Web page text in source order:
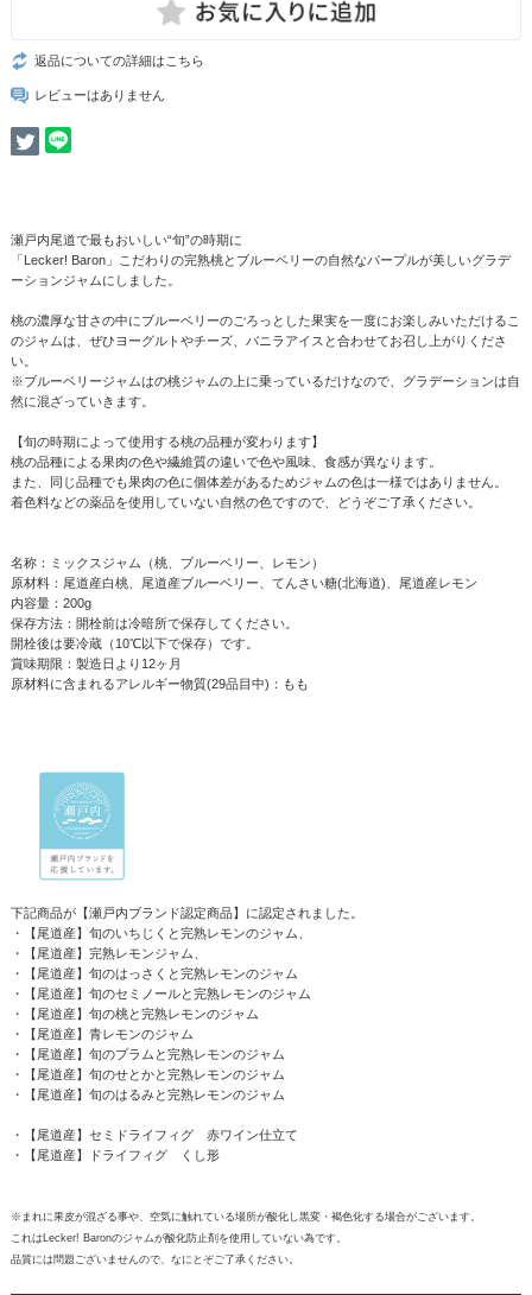
返品についての詳細はこちら
レビューはありません
瀬戸内尾道で最もおいしい“旬”の時期に
「Lecker! Baron」こだわりの完熟桃とブルーベリーの自然なパープルが美しいグラデ
ーションジャムにしました。
桃の濃厚な甘さの中にブルーベリーのごろっとした果実を一度にお楽しみいただけるこ
のジャムは、ぜひヨーグルトやチーズ、バニラアイスと合わせてお召し上がりくださ
い。
※ブルーベリージャムはの桃ジャムの上に乗っているだけなので、グラデーションは自
然に混ざっていきます。
【旬の時期によって使用する桃の品種が変わります】
桃の品種による果肉の色や繊維質の違いで色や風味、食感が異なります。
また、同じ品種でも果肉の色に個体差があるためジャムの色は一様ではありません。
着色料などの薬品を使用していない自然の色ですので、どうぞご了承ください。
名称：ミックスジャム（桃、ブルーベリー、レモン）
原材料：尾道産白桃、尾道産ブルーベリー、てんさい糖(北海道)、尾道産レモン
内容量：200g
保存方法：開栓前は冷暗所で保存してください。
開栓後は要冷蔵（10℃以下で保存）です。
賞味期限：製造日より12ヶ月
原材料に含まれるアレルギー物質(29品目中)：もも
下記商品が【瀬戸内ブランド認定商品】に認定されました。
・【尾道産】旬のいちじくと完熟レモンのジャム、
・【尾道産】完熟レモンジャム、
・【尾道産】旬のはっさくと完熟レモンのジャム
・【尾道産】旬のセミノールと完熟レモンのジャム
・【尾道産】旬の桃と完熟レモンのジャム
・【尾道産】青レモンのジャム
・【尾道産】旬のプラムと完熟レモンのジャム
・【尾道産】旬のせとかと完熟レモンのジャム
・【尾道産】旬のはるみと完熟レモンのジャム
・【尾道産】セミドライフィグ 赤ワイン仕立て
・【尾道産】ドライフィグ くし形
※まれに果皮が混ざる事や、空気に触れている場所が酸化し黒変・褐色化する場合がございます。
これはLecker! Baronのジャムが酸化防止剤を使用していない為です。
品質には問題ございませんので、なにとぞご了承ください。